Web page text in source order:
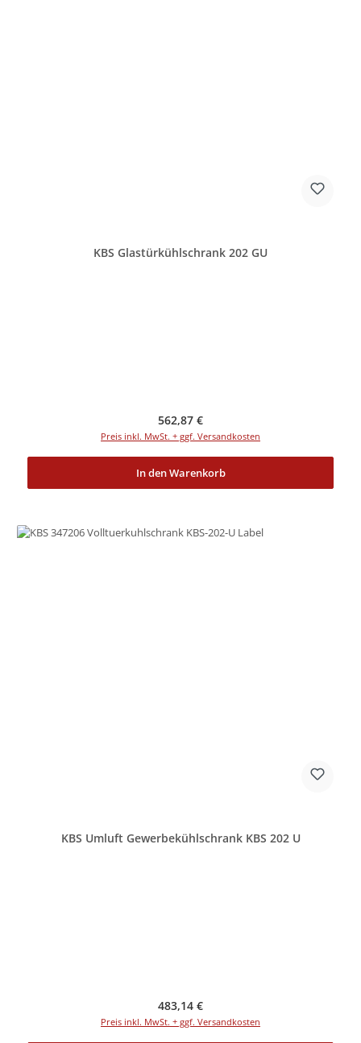
KBS Glastürkühlschrank 202 GU
Regulärer Preis:
562,87 €
Preis inkl. MwSt. + ggf. Versandkosten
In den Warenkorb
KBS Umluft Gewerbekühlschrank KBS 202 U
Regulärer Preis:
483,14 €
Preis inkl. MwSt. + ggf. Versandkosten